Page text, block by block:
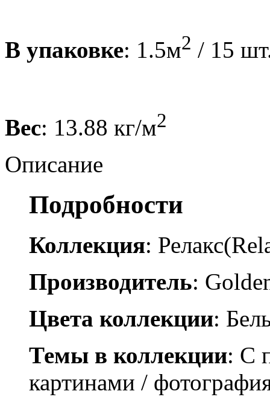
В упаковке: 1.5м2 / 15
Вес: 13.88 кг/м2
Описание
Подробности
Коллекция:
Производитель:
Цвета коллекции:
Темы в коллекции: С
картинами /